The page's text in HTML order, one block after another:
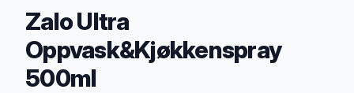
Zalo Ultra
Oppvask&Kjøkkenspray
500ml